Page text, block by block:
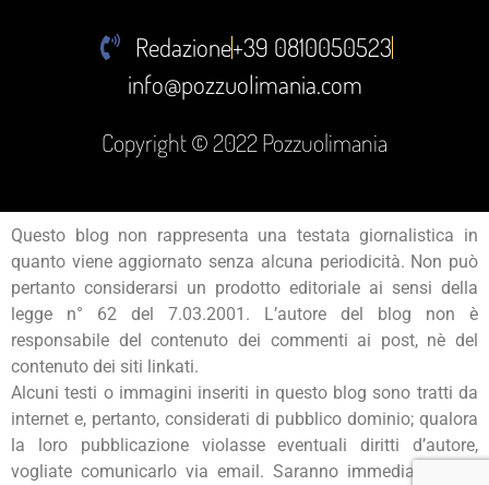
Copyright © 2022 Pozzuolimania
Redazione+39 0810050523
info@pozzuolimania.com
Questo blog non rappresenta una testata giornalistica in
quanto viene aggiornato senza alcuna periodicità. Non può
pertanto considerarsi un prodotto editoriale ai sensi della
legge n° 62 del 7.03.2001. L’autore del blog non è
responsabile del contenuto dei commenti ai post, nè del
contenuto dei siti linkati.
Alcuni testi o immagini inseriti in questo blog sono tratti da
internet e, pertanto, considerati di pubblico dominio; qualora
la loro pubblicazione violasse eventuali diritti d’autore,
vogliate comunicarlo via email. Saranno immediatamente